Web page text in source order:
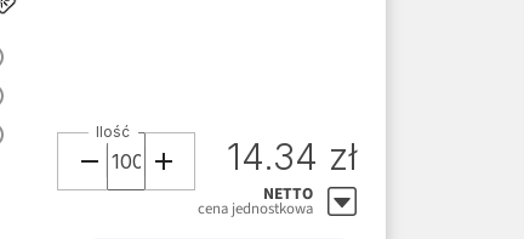
Ilość
14.34 zł
NETTO
cena jednostkowa